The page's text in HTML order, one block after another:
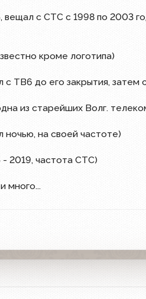
вещал с СТС с 1998 по 2003
кроме логотипа)
с ТВ6 до его закрытия, затем
из старейших Волг.
на своей частоте)
2019, частота СТС)
много...